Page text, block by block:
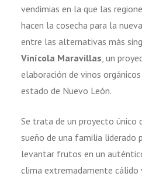
vendimias en la que las
hacen la cosecha para la
entre las alternativas más
Vinícola Maravillas, un
elaboración de vinos
estado de Nuevo León.
Se trata de un proyecto único
sueño de una familia liderado
levantar frutos en un
clima extremadamente cálido